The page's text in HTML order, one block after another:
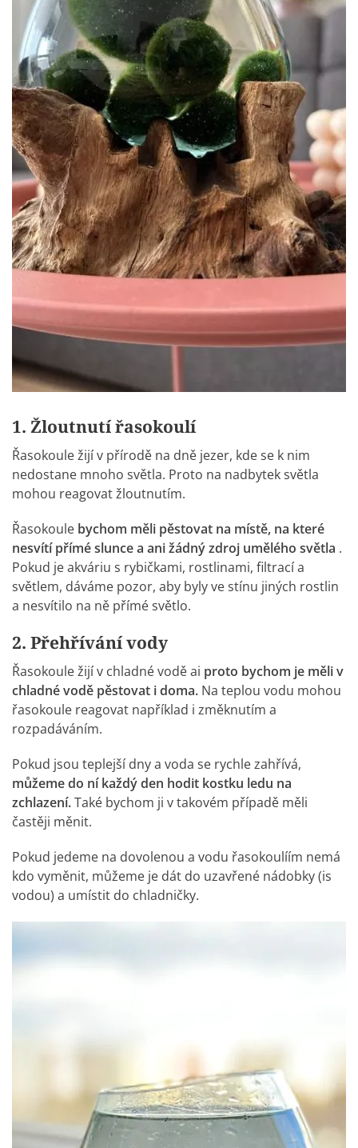
1. Žloutnutí řasokoulí
Řasokoule žijí v přírodě na dně jezer, kde se k nim
nedostane mnoho světla. Proto na nadbytek světla
mohou reagovat žloutnutím.
Řasokoule bychom měli pěstovat na místě, na které
nesvítí přímé slunce a ani žádný zdroj umělého světla .
Pokud je akváriu s rybičkami, rostlinami, filtrací a
světlem, dáváme pozor, aby byly ve stínu jiných rostlin
a nesvítilo na ně přímé světlo.
2. Přehřívání vody
Řasokoule žijí v chladné vodě ai proto bychom je měli v
chladné vodě pěstovat i doma. Na teplou vodu mohou
řasokoule reagovat například i změknutím a
rozpadáváním.
Pokud jsou teplejší dny a voda se rychle zahřívá,
můžeme do ní každý den hodit kostku ledu na
zchlazení.Také bychom ji v takovém případě měli
častěji měnit.
Pokud jedeme na dovolenou a vodu řasokoulíím nemá
kdo vyměnit, můžeme je dát do uzavřené nádobky (is
vodou) a umístit do chladničky.